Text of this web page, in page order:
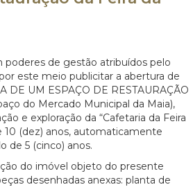
poderes de gestão atribuídos pelo
este meio publicitar a abertura de
DE UM ESPAÇO DE RESTAURAÇÃO
do Mercado Municipal da Maia),
e exploração da “Cafetaria da Feira
10 (dez) anos, automaticamente
de 5 (cinco) anos.
do imóvel objeto do presente
desenhadas anexas: planta de